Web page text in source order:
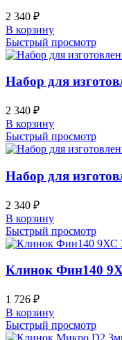
2 340 ₽
В корзину
Быстрый просмотр
Набор для
2 340 ₽
В корзину
Быстрый просмотр
Набор для
2 340 ₽
В корзину
Быстрый просмотр
Клинок Фин140
1 726 ₽
В корзину
Быстрый просмотр